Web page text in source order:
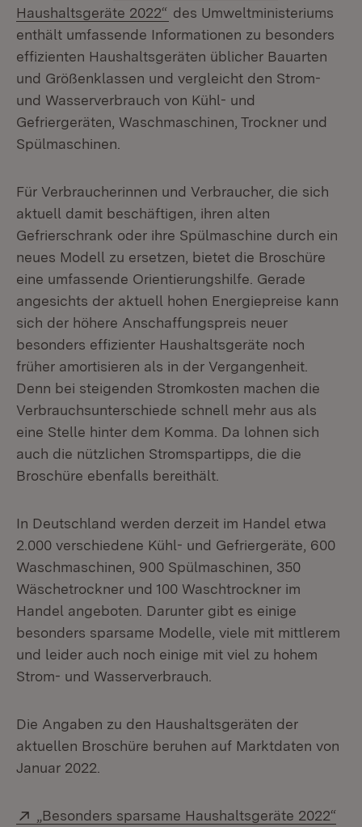
Haushaltsgeräte 2022“ (Öffnet in neuem Fenster)
des Umweltministeriums
enthält umfassende Informationen zu besonders
effizienten Haushaltsgeräten üblicher Bauarten
und Größenklassen und vergleicht den Strom-
und Wasserverbrauch von Kühl- und
Gefriergeräten, Waschmaschinen, Trockner und
Spülmaschinen.
Für Verbraucherinnen und Verbraucher, die sich
aktuell damit beschäftigen, ihren alten
Gefrierschrank oder ihre Spülmaschine durch ein
neues Modell zu ersetzen, bietet die Broschüre
eine umfassende Orientierungshilfe. Gerade
angesichts der aktuell hohen Energiepreise kann
sich der höhere Anschaffungspreis neuer
besonders effizienter Haushaltsgeräte noch
früher amortisieren als in der Vergangenheit.
Denn bei steigenden Stromkosten machen die
Verbrauchsunterschiede schnell mehr aus als
eine Stelle hinter dem Komma. Da lohnen sich
auch die nützlichen Stromspartipps, die die
Broschüre ebenfalls bereithält.
In Deutschland werden derzeit im Handel etwa
2.000 verschiedene Kühl- und Gefriergeräte, 600
Waschmaschinen, 900 Spülmaschinen, 350
Wäschetrockner und 100 Waschtrockner im
Handel angeboten. Darunter gibt es einige
besonders sparsame Modelle, viele mit mittlerem
und leider auch noch einige mit viel zu hohem
Strom- und Wasserverbrauch.
Die Angaben zu den Haushaltsgeräten der
aktuellen Broschüre beruhen auf Marktdaten von
Januar 2022.
Extern:
„Besonders sparsame Haushaltsgeräte 2022“